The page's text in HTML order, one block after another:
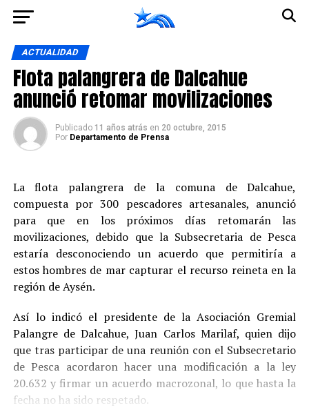
ACTUALIDAD
Flota palangrera de Dalcahue
anunció retomar movilizaciones
Publicado 11 años atrás en 20 octubre, 2015
Por Departamento de Prensa
La flota palangrera de la comuna de Dalcahue,
compuesta por 300 pescadores artesanales, anunció
para que en los próximos días retomarán las
movilizaciones, debido que la Subsecretaria de Pesca
estaría desconociendo un acuerdo que permitiría a
estos hombres de mar capturar el recurso reineta en la
región de Aysén.
Así lo indicó el presidente de la Asociación Gremial
Palangre de Dalcahue, Juan Carlos Marilaf, quien dijo
que tras participar de una reunión con el Subsecretario
de Pesca acordaron hacer una modificación a la ley
20.632 y firmar un acuerdo macrozonal, lo que hasta la
fecha no ha sido respetado.
Ir a la versión móvil